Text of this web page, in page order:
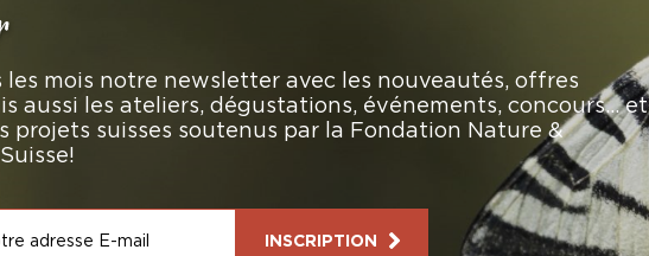
les mois notre newsletter avec les nouveautés, offres
aussi les ateliers, dégustations, événements, concours… et
projets suisses soutenus par la Fondation Nature &
INSCRIPTION